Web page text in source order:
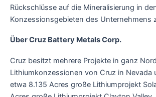
Rückschlüsse auf die Mineralisierung in
Konzessionsgebieten des Unternehmens
Über Cruz Battery Metals Corp.
Cruz besitzt mehrere Projekte in ganz
Lithiumkonzessionen von Cruz in Nevada
etwa 8.135 Acres große Lithiumprojekt